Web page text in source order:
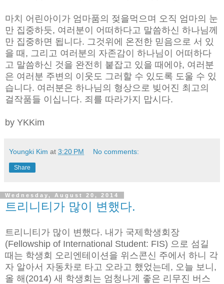
마치 어린아이가 엄마품의 젖을먹으며 오직 엄마의 눈
만 집중하듯, 여러분이 어떠하다고 말씀하신 하나님께
만 집중하면 됩니다. 그것위에 온전한 믿음으로 서 있
을 때, 그리고 여러분의 자존감이 하나님이 어떠하다
고 말씀하신 것을 완전히 붙잡고 있을 때에야, 여러분
은 여러분 주변의 이웃도 그러할 수 있도록 도울 수 있
습니다. 여러분은 하나님의 형상으로 빚어진 최고의
걸작품들 이십니다. 죄를 따라가지 맙시다.
by YKKim
Youngki Kim at 3:20 PM No comments:
Share
Wednesday, August 20, 2014
트리니티가 많이 변했다.
트리니티가 많이 변했다. 내가 국제학생회장
(Fellowship of International Student: FIS) 으로 섬길
때는 학생회 오리엔테이션을 위스콘신 주에서 하니 각
자 알아서 자동차로 타고 오라고 했었는데, 오늘 보니,
올 해(2014) 새 학생회는 엄청나게 좋은 리무진 버스